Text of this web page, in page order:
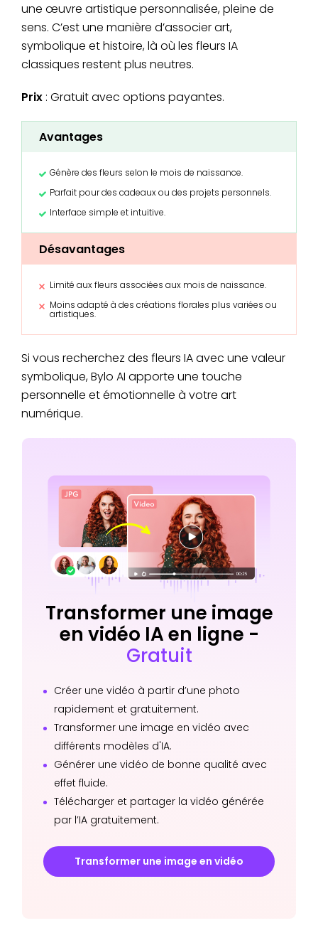
une œuvre artistique personnalisée, pleine de
sens. C’est une manière d’associer art,
symbolique et histoire, là où les fleurs IA
classiques restent plus neutres.
Prix : Gratuit avec options payantes.
Avantages
Génère des fleurs selon le mois de naissance.
Parfait pour des cadeaux ou des projets personnels.
Interface simple et intuitive.
Désavantages
Limité aux fleurs associées aux mois de naissance.
Moins adapté à des créations florales plus variées ou
artistiques.
Si vous recherchez des fleurs IA avec une valeur
symbolique, Bylo AI apporte une touche
personnelle et émotionnelle à votre art
numérique.
Transformer une image
en vidéo IA en ligne -
Gratuit
Créer une vidéo à partir d’une photo
rapidement et gratuitement.
Transformer une image en vidéo avec
différents modèles d'IA.
Générer une vidéo de bonne qualité avec
effet fluide.
Télécharger et partager la vidéo générée
par l’IA gratuitement.
Transformer une image en vidéo